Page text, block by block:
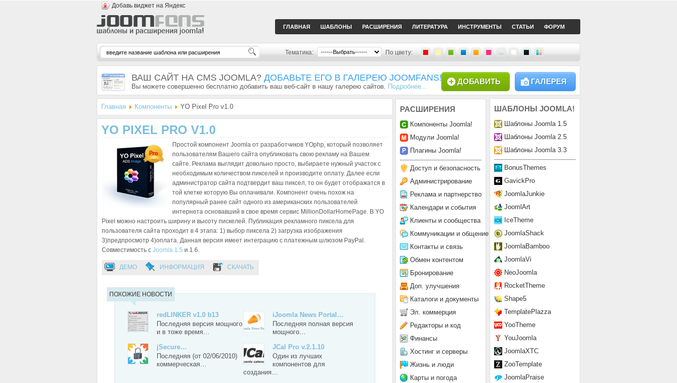
Добавь виджет на Яндекс
ГЛАВНАЯ ШАБЛОНЫ РАСШИРЕНИЯ ЛИТЕРАТУРА ИНСТРУМЕНТЫ СТАТЬИ ФОРУМ
Тематика: По цвету:
ВАШ САЙТ НА CMS JOOMLA? ДОБАВЬТЕ ЕГО В ГАЛЕРЕЮ JOOMFANS!
Вы можете совершенно бесплатно добавить ваш веб-сайт в нашу галерею сайтов. Подробнее...
ГАЛЕРЕЯ
ДОБАВИТЬ
Главная Компоненты YO Pixel Pro v1.0
YO PIXEL PRO V1.0
Простой компонент Joomla от разработчиков YOphp, который позволяет
пользователям Вашего сайта опубликовать свою рекламу на Вашем
сайте. Реклама выглядит довольно просто, выбираете нужный участок с
необходимым количеством пикселей и производите оплату. Далее если
администратор сайта подтвердит ваш пиксел, то он будет отображатся в
той клетке которую Вы оплачивали. Компонент очень похож на
популярный ранее сайт одного из американских пользователей
интернета основавший в свое время сервис MillionDollarHomePage. В YO
Pixel можно настроить ширину и высоту пискелей. Публикация рекламного пиксела для
пользователя сайта проходит в 4 этапа: 1) выбор пиксела 2) загрузка изображения
3)предпросмотр 4)оплата. Данная версия имеет интеграцию с платежным шлюзом PayPal.
Совместимость с Joomla 1.5 и 1.6.
ДЕМО ИНФОРМАЦИЯ СКАЧАТЬ
ПОХОЖИЕ НОВОСТИ
redLINKER v1.0 b13
Последняя версия мощного
и в тоже время…
iJoomla News Portal…
Последняя полная версия
мощного…
jSecure…
Последняя (от 02/06/2010)
коммерческая…
JCal Pro v.2.1.10
Один из лучших
компонентов для
создания…
ШАБЛОНЫ JOOMLA!
Шаблоны Joomla 1.5
Шаблоны Joomla 2.5
Шаблоны Joomla 3.3
BonusThemes
GavickPro
JoomlaJunkie
JoomlArt
IceTheme
JoomlaShack
JoomlaBamboo
JoomlaVi
NeoJoomla
RocketTheme
Shape5
TemplatePlazza
YooTheme
YouJoomla
JoomlaXTC
ZooTemplate
JoomlaPraise
РАСШИРЕНИЯ
Компоненты Joomla!
Модули Joomla!
Плагины Joomla!
Доступ и безопасность
Администрирование
Реклама и партнерство
Календари и события
Клиенты и сообщества
Коммуникации и общение
Контакты и связь
Обмен контентом
Бронирование
Доп. улучшения
Каталоги и документы
Эл. коммерция
Редакторы и код
Финансы
Хостинг и серверы
Жизнь и люди
Карты и погода